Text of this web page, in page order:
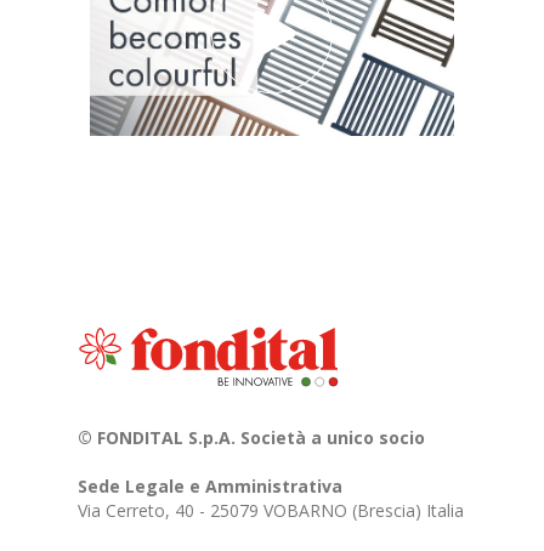
© FONDITAL S.p.A. Società a unico socio
Sede Legale e Amministrativa
Via Cerreto, 40 - 25079 VOBARNO (Brescia) Italia